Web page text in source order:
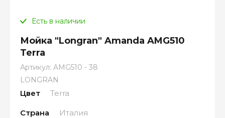
Есть в наличии
Мойка "Longran" Amanda AMG510
Terra
Артикул: AMG510 - 38
LONGRAN
Цвет Terra
Страна Италия